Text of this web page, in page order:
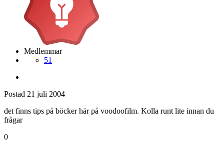
Medlemmar
51
Postad 21 juli 2004
det finns tips på böcker här på voodoofilm. Kolla runt lite innan du
frågar
0